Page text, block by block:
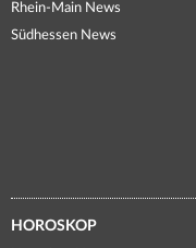
Rhein-Main News
Südhessen News
HOROSKOP